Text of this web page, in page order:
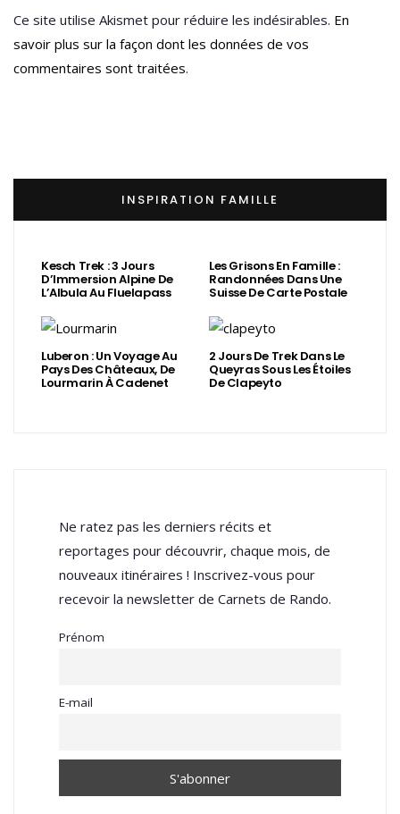
Ce site utilise Akismet pour réduire les indésirables. En
savoir plus sur la façon dont les données de vos
commentaires sont traitées.
INSPIRATION FAMILLE
Kesch Trek : 3 Jours
D’Immersion Alpine De
L’Albula Au Fluelapass
Les Grisons En Famille :
Randonnées Dans Une
Suisse De Carte Postale
Luberon : Un Voyage Au
Pays Des Châteaux, De
Lourmarin À Cadenet
2 Jours De Trek Dans Le
Queyras Sous Les Étoiles
De Clapeyto
Ne ratez pas les derniers récits et
reportages pour découvrir, chaque mois, de
nouveaux itinéraires ! Inscrivez-vous pour
recevoir la newsletter de Carnets de Rando.
Prénom
E-mail